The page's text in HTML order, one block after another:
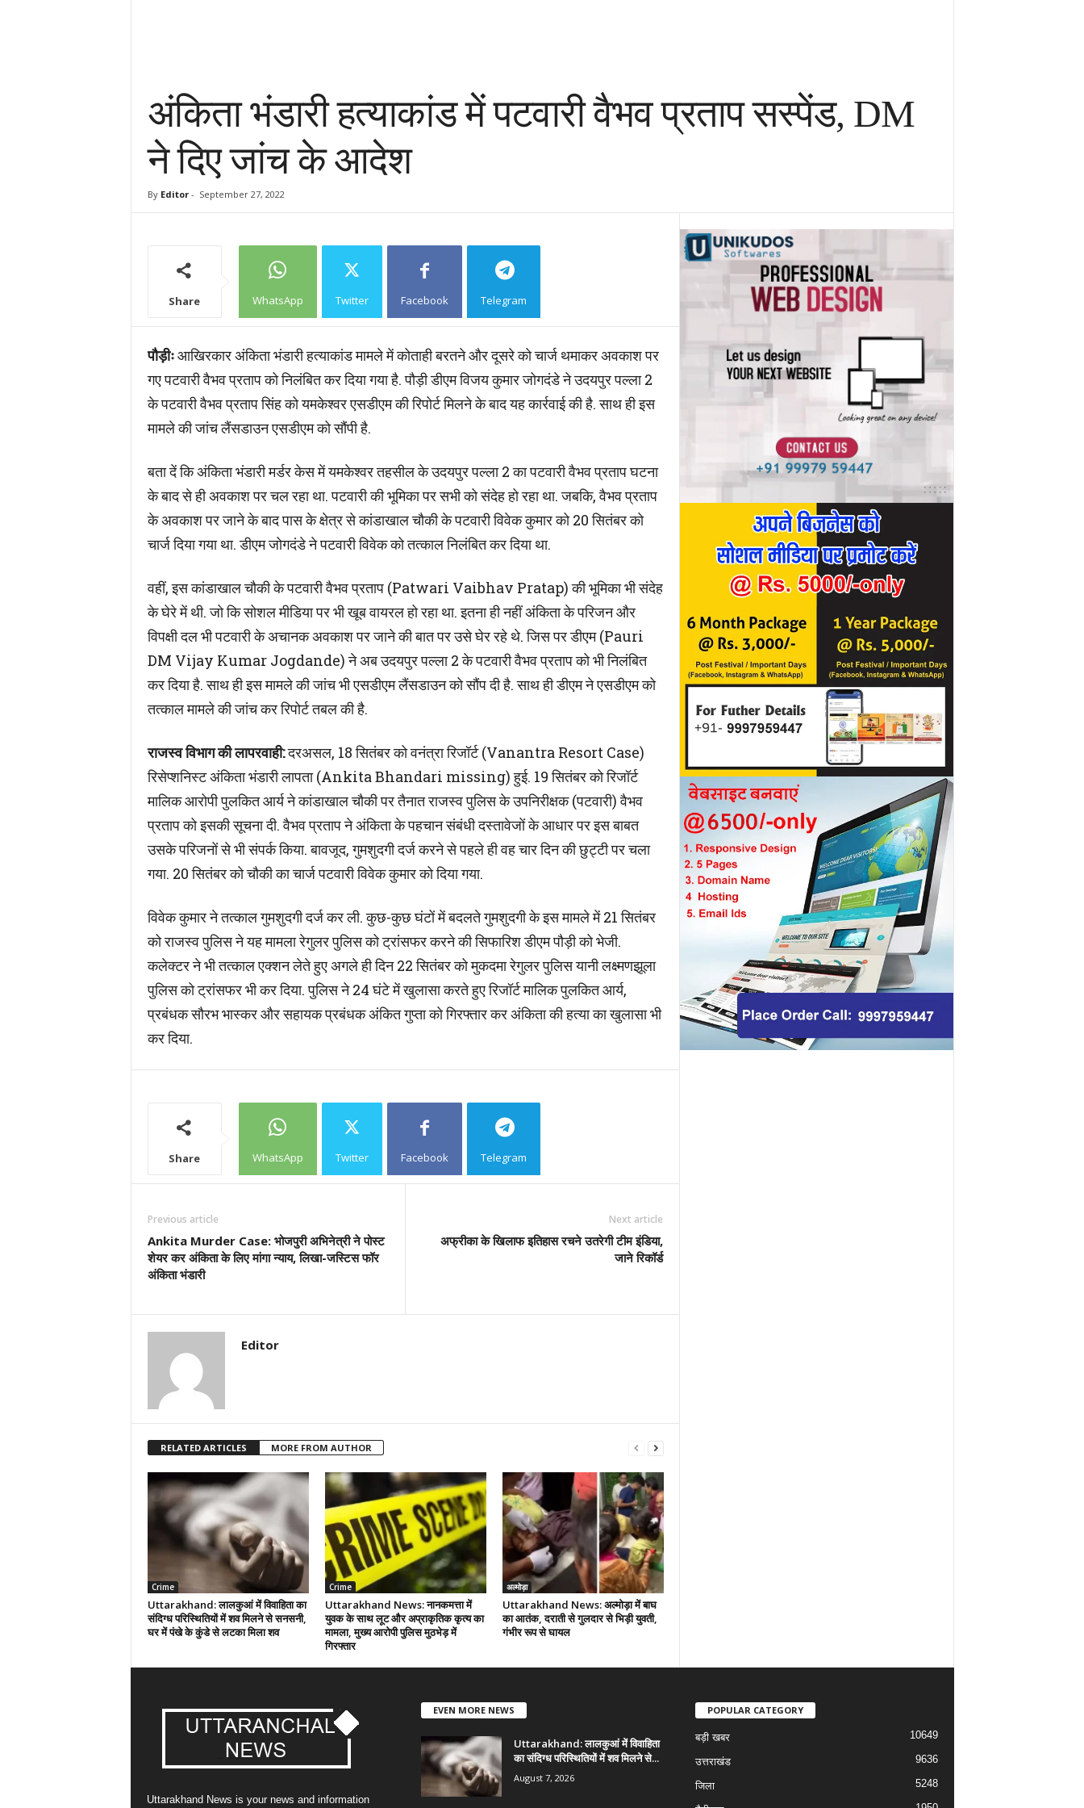
अंकिता भंडारी हत्याकांड में पटवारी वैभव प्रताप सस्पेंड, DM
ने दिए जांच के आदेश
By Editor- September 27, 2022
Share WhatsApp Twitter Facebook Telegram
पौड़ीःआखिरकार अंकिता भंडारी हत्याकांड मामले में कोताही बरतने और दूसरे को चार्ज थमाकर अवकाश पर
गए पटवारी वैभव प्रताप को निलंबित कर दिया गया है. पौड़ी डीएम विजय कुमार जोगदंडे ने उदयपुर पल्ला 2
के पटवारी वैभव प्रताप सिंह को यमकेश्वर एसडीएम की रिपोर्ट मिलने के बाद यह कार्रवाई की है. साथ ही इस
मामले की जांच लैंसडाउन एसडीएम को सौंपी है.
बता दें कि अंकिता भंडारी मर्डर केस में यमकेश्वर तहसील के उदयपुर पल्ला 2 का पटवारी वैभव प्रताप घटना
के बाद से ही अवकाश पर चल रहा था. पटवारी की भूमिका पर सभी को संदेह हो रहा था. जबकि, वैभव प्रताप
के अवकाश पर जाने के बाद पास के क्षेत्र से कांडाखाल चौकी के पटवारी विवेक कुमार को 20 सितंबर को
चार्ज दिया गया था. डीएम जोगदंडे ने पटवारी विवेक को तत्काल निलंबित कर दिया था.
वहीं, इस कांडाखाल चौकी के पटवारी वैभव प्रताप (Patwari Vaibhav Pratap) की भूमिका भी संदेह
के घेरे में थी. जो कि सोशल मीडिया पर भी खूब वायरल हो रहा था. इतना ही नहीं अंकिता के परिजन और
विपक्षी दल भी पटवारी के अचानक अवकाश पर जाने की बात पर उसे घेर रहे थे. जिस पर डीएम (Pauri
DM Vijay Kumar Jogdande) ने अब उदयपुर पल्ला 2 के पटवारी वैभव प्रताप को भी निलंबित
कर दिया है. साथ ही इस मामले की जांच भी एसडीएम लैंसडाउन को सौंप दी है. साथ ही डीएम ने एसडीएम को
तत्काल मामले की जांच कर रिपोर्ट तबल की है.
राजस्व विभाग की लापरवाही:दरअसल, 18 सितंबर को वनंत्रा रिजॉर्ट (Vanantra Resort Case)
रिसेप्शनिस्ट अंकिता भंडारी लापता (Ankita Bhandari missing) हुई. 19 सितंबर को रिजॉर्ट
मालिक आरोपी पुलकित आर्य ने कांडाखाल चौकी पर तैनात राजस्व पुलिस के उपनिरीक्षक (पटवारी) वैभव
प्रताप को इसकी सूचना दी. वैभव प्रताप ने अंकिता के पहचान संबंधी दस्तावेजों के आधार पर इस बाबत
उसके परिजनों से भी संपर्क किया. बावजूद, गुमशुदगी दर्ज करने से पहले ही वह चार दिन की छुट्टी पर चला
गया. 20 सितंबर को चौकी का चार्ज पटवारी विवेक कुमार को दिया गया.
विवेक कुमार ने तत्काल गुमशुदगी दर्ज कर ली. कुछ-कुछ घंटों में बदलते गुमशुदगी के इस मामले में 21 सितंबर
को राजस्व पुलिस ने यह मामला रेगुलर पुलिस को ट्रांसफर करने की सिफारिश डीएम पौड़ी को भेजी.
कलेक्टर ने भी तत्काल एक्शन लेते हुए अगले ही दिन 22 सितंबर को मुकदमा रेगुलर पुलिस यानी लक्ष्मणझूला
पुलिस को ट्रांसफर भी कर दिया. पुलिस ने 24 घंटे में खुलासा करते हुए रिजॉर्ट मालिक पुलकित आर्य,
प्रबंधक सौरभ भास्कर और सहायक प्रबंधक अंकित गुप्ता को गिरफ्तार कर अंकिता की हत्या का खुलासा भी
कर दिया.
Share WhatsApp Twitter Facebook Telegram
Previous article
Ankita Murder Case: भोजपुरी अभिनेत्री ने पोस्ट
शेयर कर अंकिता के लिए मांगा न्याय, लिखा-जस्टिस फॉर
अंकिता भंडारी
Next article
अफ्रीका के खिलाफ इतिहास रचने उतरेगी टीम इंडिया,
जाने रिकॉर्ड
Editor
RELATED ARTICLES MORE FROM AUTHOR
Crime
Uttarakhand: लालकुआं में विवाहिता का
संदिग्ध परिस्थितियों में शव मिलने से सनसनी,
घर में पंखे के कुंडे से लटका मिला शव
Crime
Uttarakhand News: नानकमत्ता में
युवक के साथ लूट और अप्राकृतिक कृत्य का
मामला, मुख्य आरोपी पुलिस मुठभेड़ में
गिरफ्तार
अल्मोड़ा
Uttarakhand News: अल्मोड़ा में बाघ
का आतंक, दराती से गुलदार से भिड़ी युवती,
गंभीर रूप से घायल
Uttarakhand News is your news and information
EVEN MORE NEWS
Uttarakhand: लालकुआं में विवाहिता
का संदिग्ध परिस्थितियों में शव मिलने से...
August 7, 2026
POPULAR CATEGORY
बड़ी खबर 10649
उत्तराखंड 9636
जिला 5248